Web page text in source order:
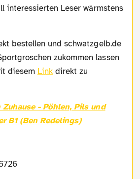
interessierten Leser wärmstens
zukommen lassen
diesem Link direkt zu
B1 (Ben Redelings)